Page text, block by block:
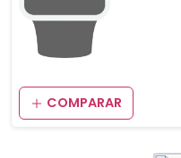
COMPARAR